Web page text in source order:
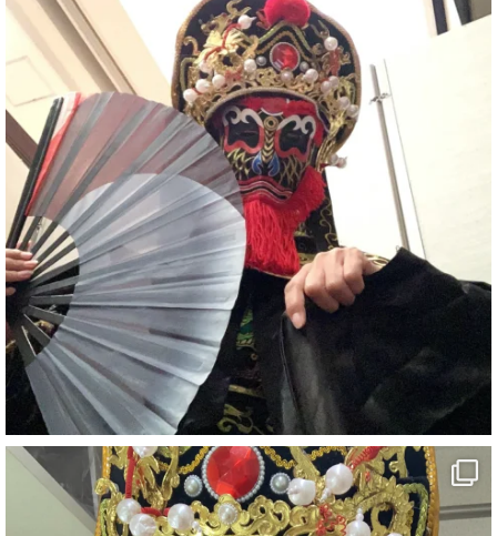
#イリュージョン
#和歌山県
#白浜町
#変面ショー
#イベント
#宴会
#余興
1 6 X
さらに読み込む